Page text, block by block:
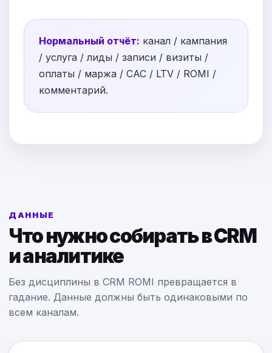
Нормальный отчёт: канал / кампания
/ услуга / лиды / записи / визиты /
оплаты / маржа / CAC / LTV / ROMI /
комментарий.
ДАННЫЕ
Что нужно собирать в CRM
и аналитике
Без дисциплины в CRM ROMI превращается в
гадание. Данные должны быть одинаковыми по
всем каналам.